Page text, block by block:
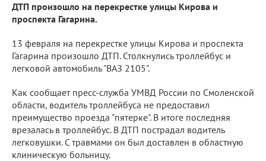
ДТП произошло на перекрестке улицы Кирова и
проспекта Гагарина.
13 февраля на перекрестке улицы Кирова и проспекта
Гагарина произошло ДТП. Столкнулись троллейбус и
легковой автомобиль "ВАЗ 2105".
Как сообщает пресс-служба УМВД России по Смоленской
области, водитель троллейбуса не предоставил
преимущество проезда "пятерке". В итоге последняя
врезалась в троллейбус. В ДТП пострадал водитель
легковушки. С травмами он был доставлен в областную
клиническую больницу.